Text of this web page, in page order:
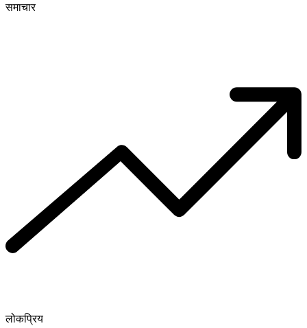
समाचार
लोकप्रिय